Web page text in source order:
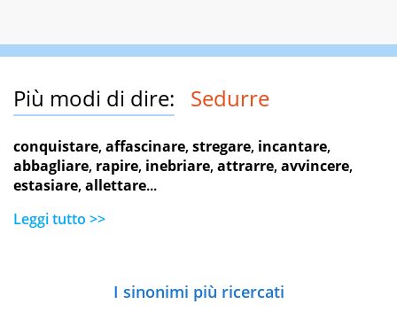
Più modi di dire: Sedurre
conquistare,affascinare,stregare, incantare,
abbagliare, rapire, inebriare,attrarre,avvincere,
estasiare,allettare...
Leggi tutto >>
I sinonimi più ricercati